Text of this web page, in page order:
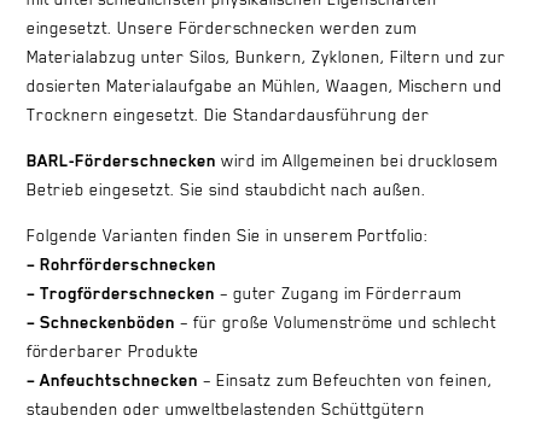
eingesetzt. Unsere Förderschnecken werden zum
Materialabzug unter Silos, Bunkern, Zyklonen, Filtern und zur
dosierten Materialaufgabe an Mühlen, Waagen, Mischern und
Trocknern eingesetzt. Die Standardausführung der
BARL-Förderschnecken wird im Allgemeinen bei drucklosem
Betrieb eingesetzt. Sie sind staubdicht nach außen.
Folgende Varianten finden Sie in unserem Portfolio:
– Rohrförderschnecken
– Trogförderschnecken – guter Zugang im Förderraum
– Schneckenböden – für große Volumenströme und schlecht
förderbarer Produkte
– Anfeuchtschnecken – Einsatz zum Befeuchten von feinen,
staubenden oder umweltbelastenden Schüttgütern